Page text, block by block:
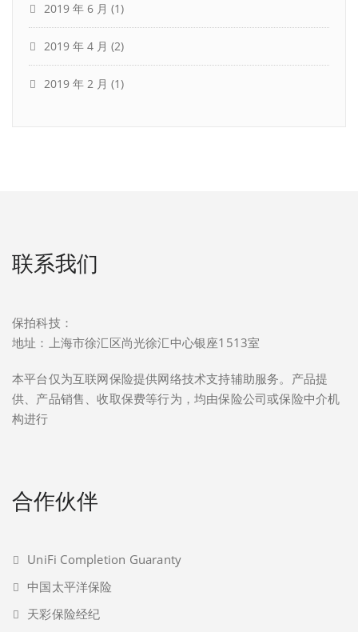
2019 年 6 月 (1)
2019 年 4 月 (2)
2019 年 2 月 (1)
联系我们
保拍科技：
地址：上海市徐汇区尚光徐汇中心银座1513室
本平台仅为互联网保险提供网络技术支持辅助服务。产品提
供、产品销售、收取保费等行为，均由保险公司或保险中介机
构进行
合作伙伴
UniFi Completion Guaranty
中国太平洋保险
天彩保险经纪